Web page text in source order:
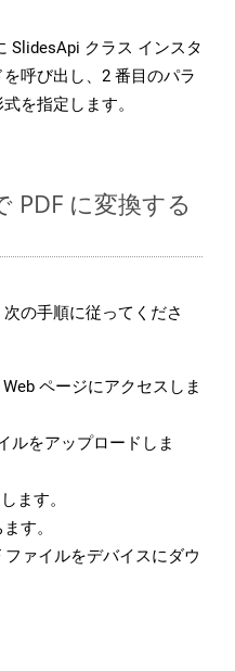
SlidesApi クラス インスタ
を呼び出し、2 番目のパラ
を指定します。
PDF に変換する
次の手順に従ってくださ
Web ページにアクセスしま
ルをアップロードしま
ます。
す。
ァイルをデバイスにダウ